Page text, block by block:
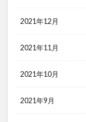
2021年12月
2021年11月
2021年10月
2021年9月